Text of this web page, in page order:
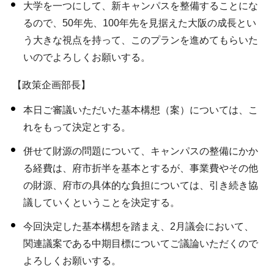
大学を一つにして、新キャンパスを整備することにな
るので、50年先、100年先を見据えた大阪の成長とい
う大きな視点を持って、このプランを進めてもらいた
いのでよろしくお願いする。
【政策企画部長】
本日ご審議いただいた基本構想（案）については、こ
れをもって決定とする。
併せて財源の問題について、キャンパスの整備にかか
る経費は、府市折半を基本とするが、事業費やその他
の財源、府市の具体的な負担については、引き続き協
議していくということを決定する。
今回決定した基本構想を踏まえ、2月議会において、
関連議案である中期目標についてご議論いただくので
よろしくお願いする。